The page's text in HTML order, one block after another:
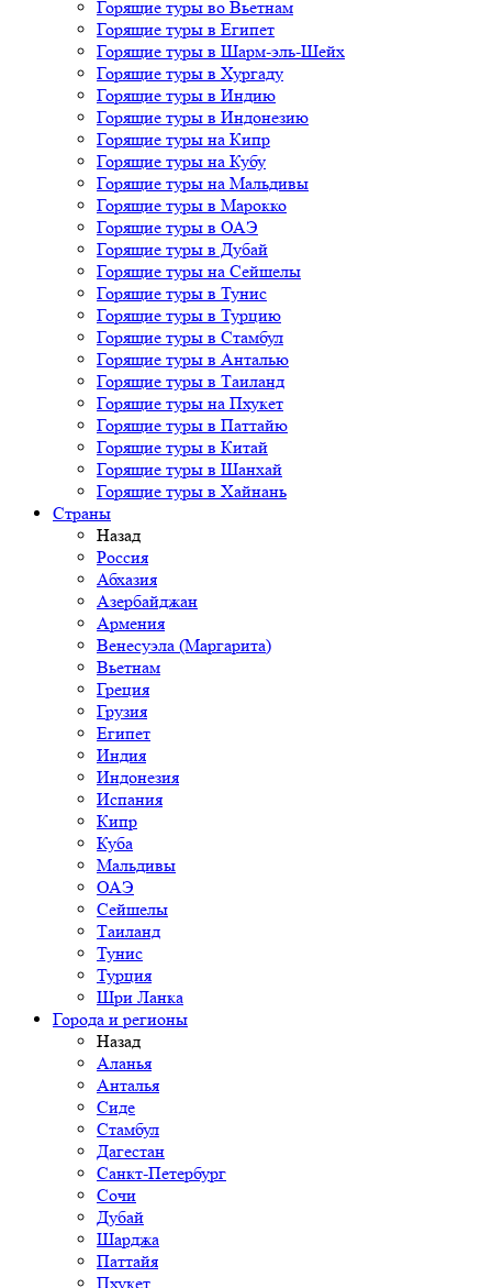
Горящие туры во Вьетнам
Горящие туры в Египет
Горящие туры в Шарм-эль-Шейх
Горящие туры в Хургаду
Горящие туры в Индию
Горящие туры в Индонезию
Горящие туры на Кипр
Горящие туры на Кубу
Горящие туры на Мальдивы
Горящие туры в Марокко
Горящие туры в ОАЭ
Горящие туры в Дубай
Горящие туры на Сейшелы
Горящие туры в Тунис
Горящие туры в Турцию
Горящие туры в Стамбул
Горящие туры в Анталью
Горящие туры в Таиланд
Горящие туры на Пхукет
Горящие туры в Паттайю
Горящие туры в Китай
Горящие туры в Шанхай
Горящие туры в Хайнань
Страны
Назад
Россия
Абхазия
Азербайджан
Армения
Венесуэла (Маргарита)
Вьетнам
Греция
Грузия
Египет
Индия
Индонезия
Испания
Кипр
Куба
Мальдивы
ОАЭ
Сейшелы
Таиланд
Тунис
Турция
Шри Ланка
Города и регионы
Назад
Аланья
Анталья
Сиде
Стамбул
Дагестан
Санкт-Петербург
Сочи
Дубай
Шарджа
Паттайя
Пхукет